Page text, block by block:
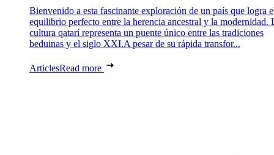
Bienvenido a esta fascinante exploración de un país que logra
equilibrio perfecto entre la herencia ancestral y la modernidad.
cultura qatarí representa un puente único entre las tradiciones
beduinas y el siglo XXI.A pesar de su rápida transfor...
ArticlesRead more